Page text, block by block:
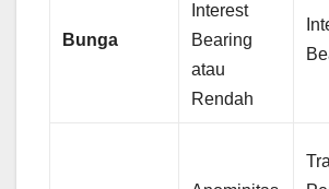
Bunga
Interest
Bearing
atau
Rendah